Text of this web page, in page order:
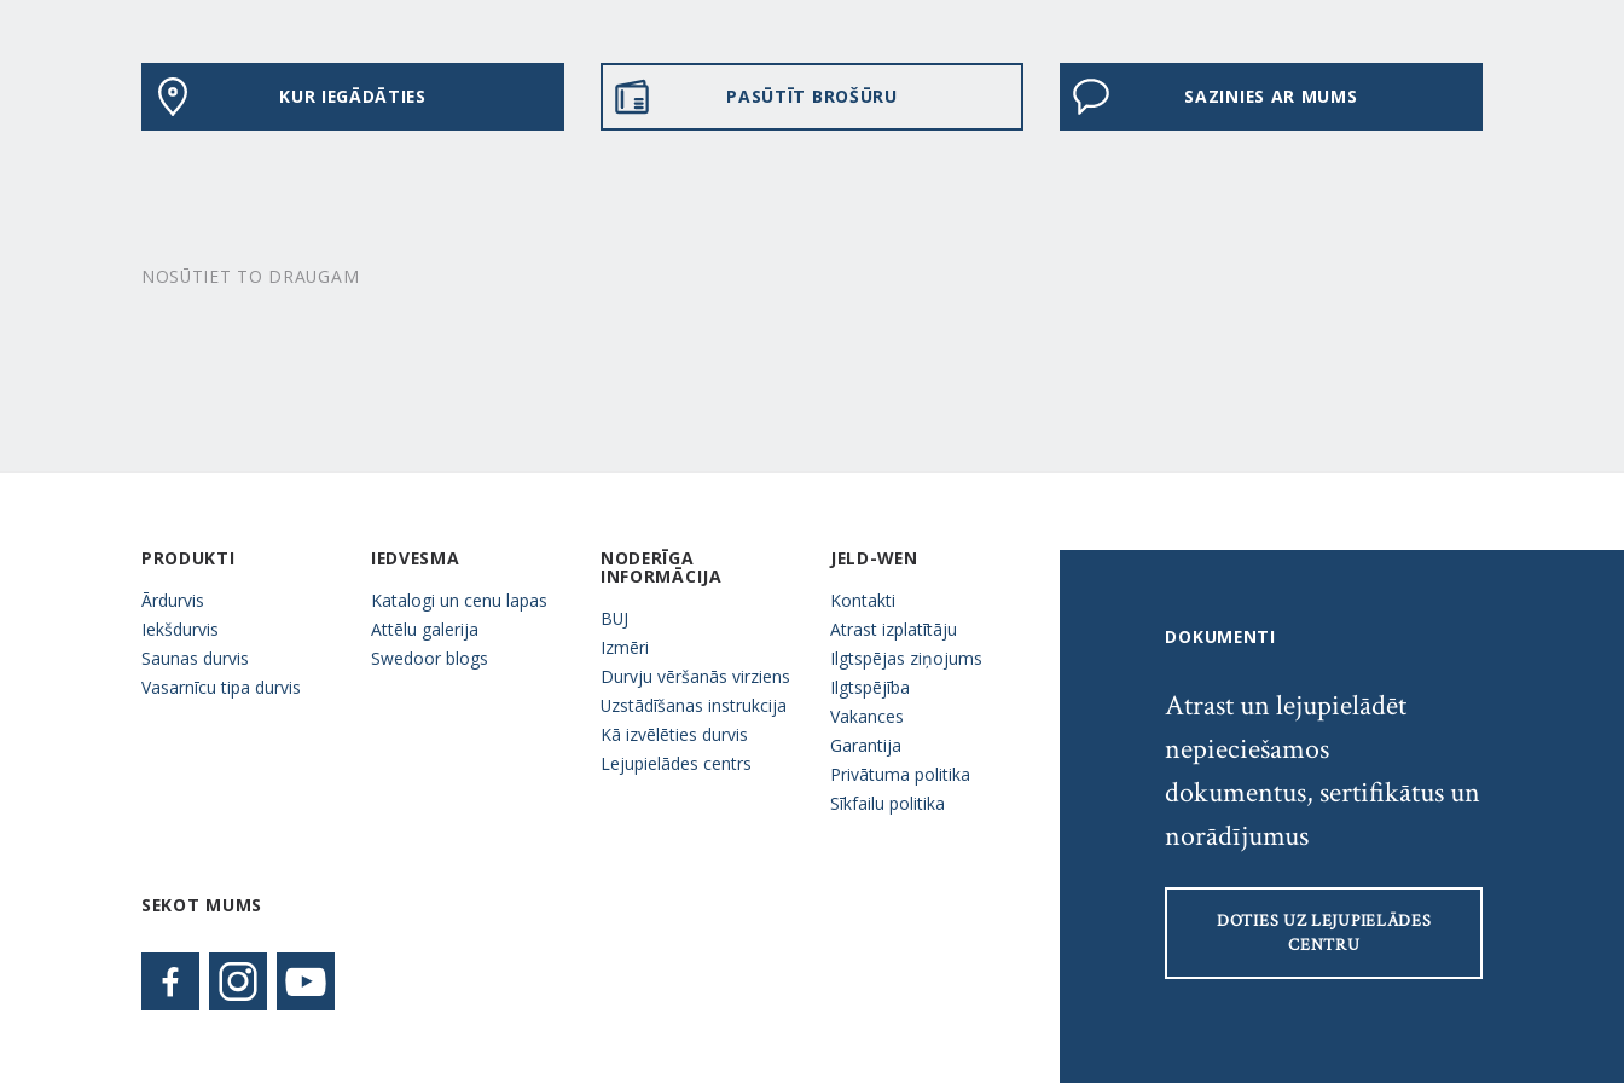
KUR IEGĀDĀTIES PASŪTĪT BROŠŪRU SAZINIES AR MUMS
NOSŪTIET TO DRAUGAM
PRODUKTI
Ārdurvis
Iekšdurvis
Saunas durvis
Vasarnīcu tipa durvis
IEDVESMA
Katalogi un cenu lapas
Attēlu galerija
Swedoor blogs
NODERĪGA
INFORMĀCIJA
BUJ
Izmēri
Durvju vēršanās virziens
Uzstādīšanas instrukcija
Kā izvēlēties durvis
Lejupielādes centrs
JELD-WEN
Kontakti
Atrast izplatītāju
Ilgtspējas ziņojums
Ilgtspējība
Vakances
Garantija
Privātuma politika
Sīkfailu politika
SEKOT MUMS
DOKUMENTI
Atrast un lejupielādēt
nepieciešamos
dokumentus, sertifikātus un
norādījumus
DOTIES UZ LEJUPIELĀDES
CENTRU